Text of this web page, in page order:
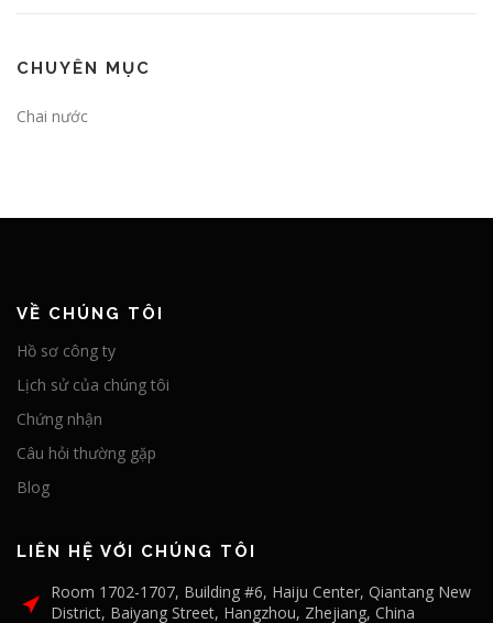
CHUYÊN MỤC
Chai nước
VỀ CHÚNG TÔI
Hồ sơ công ty
Lịch sử của chúng tôi
Chứng nhận
Câu hỏi thường gặp
Blog
LIÊN HỆ VỚI CHÚNG TÔI
Room 1702-1707, Building #6, Haiju Center, Qiantang New
District, Baiyang Street, Hangzhou, Zhejiang, China